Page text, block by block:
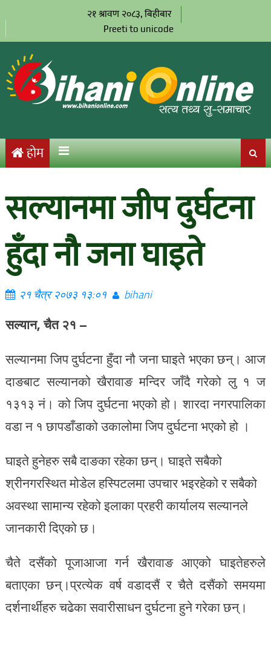
२१ श्रावण २०८३, बिहीबार
Preeti to unicode
होम
सल्यानमा जीप दुर्घटना
हुँदा नौ जना घाइते
२१ चैत्र २०७३ १३:०१ bihani
सल्यान, चैत २१ –
सल्यानमा जिप दुर्घटना हुँदा नौ जना घाइते भएका छन्। आज
दाङबाट सल्यानको खैरावाङ मन्दिर जाँदै गरेको लु १ ज
१३१३ नं। को जिप दुर्घटना भएको हो। शारदा नगरपालिका
वडा न १ छापडाँडाको उकालोमा जिप दुर्घटना भएको हो ।
घाइते हुनेहरु सबै दाङका रहेका छन्। घाइते सबैको
श्रीनगरस्थित मोडेल हस्पिटलमा उपचार भइरहेको र सबैको
अवस्था सामान्य रहेको इलाका प्रहरी कार्यालय सल्यानले
जानकारी दिएको छ।
चैते दसैंको पूजाआजा गर्न खैरावाङ आएको घाइतेहरुले
बताएका छन्।प्रत्येक वर्ष वडादसैं र चैते दसैंको समयमा
दर्शनार्थीहरु चढेका सवारीसाधन दुर्घटना हुने गरेका छन्।